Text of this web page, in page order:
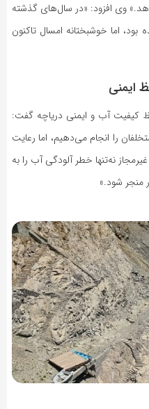
وی افزود: «در سال‌های گذشته
اما خوشبختانه امسال تاکنون
ایمنی
کیفیت آب و ایمنی دریاچه گفت:
را انجام می‌دهیم، اما رعایت
نه‌تنها خطر آلودگی آب را به
منجر شود.»